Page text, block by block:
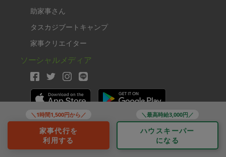
＼1時間1,500円から／
家事代行を
利用する
＼最高時給3,000円／
ハウスキーパー
になる
助家事さん
タスカジブートキャンプ
家事クリエイター
ソーシャルメディア